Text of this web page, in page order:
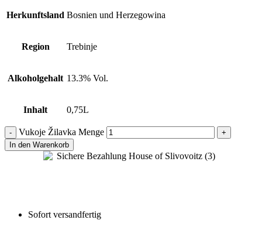
Herkunftsland Bosnien und Herzegowina
Region Trebinje
Alkoholgehalt 13.3% Vol.
Inhalt 0,75L
Vukoje Žilavka Menge
In den Warenkorb
Sofort versandfertig